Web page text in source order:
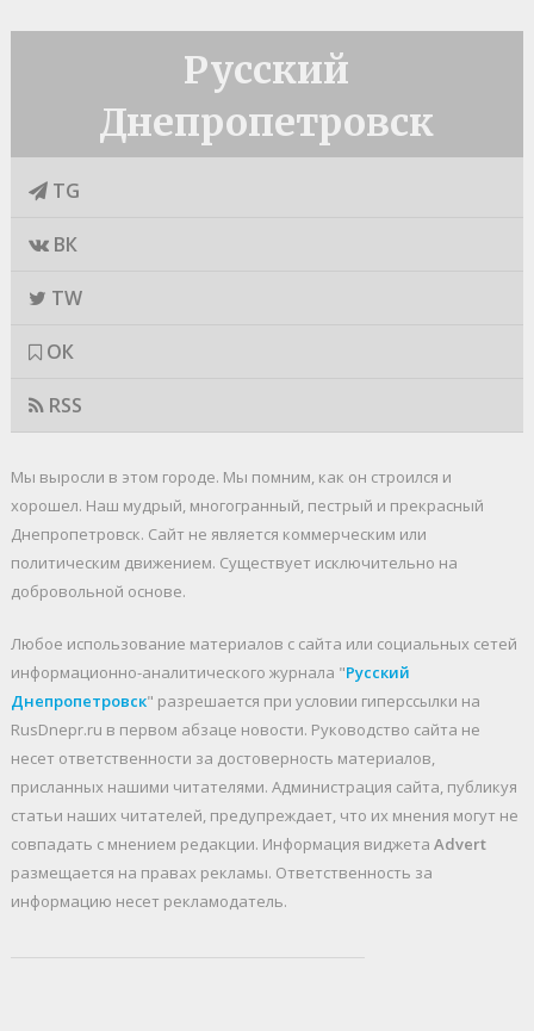
Русский
Днепропетровск
TG
ВК
TW
ОК
RSS
Мы выросли в этом городе. Мы помним, как он строился и
хорошел. Наш мудрый, многогранный, пестрый и прекрасный
Днепропетровск. Cайт не является коммерческим или
политическим движением. Существует исключительно на
добровольной основе.
Любое использование материалов c сайта или социальных сетей
информационно-аналитического журнала "Русский
Днепропетровск" разрешается при условии гиперссылки на
RusDnepr.ru в первом абзаце новости. Руководство сайта не
несет ответственности за достоверность материалов,
присланных нашими читателями. Администрация сайта, публикуя
статьи наших читателей, предупреждает, что их мнения могут не
совпадать с мнением редакции. Информация виджета Advert
размещается на правах рекламы. Ответственность за
информацию несет рекламодатель.